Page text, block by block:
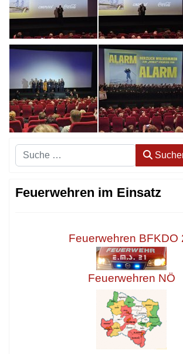
Suchen
Feuerwehren im Einsatz
Feuerwehren BFKDO
Feuerwehren NÖ